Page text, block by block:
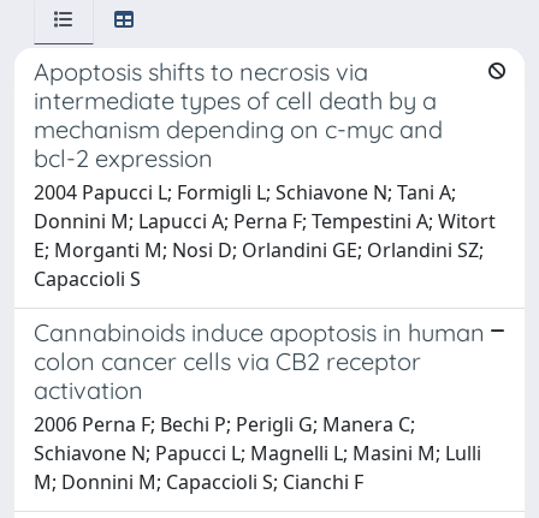
Apoptosis shifts to necrosis via
intermediate types of cell death by a
mechanism depending on c-myc and
bcl-2 expression
2004 Papucci L; Formigli L; Schiavone N; Tani A;
Donnini M; Lapucci A; Perna F; Tempestini A; Witort
E; Morganti M; Nosi D; Orlandini GE; Orlandini SZ;
Capaccioli S
Cannabinoids induce apoptosis in human
colon cancer cells via CB2 receptor
activation
2006 Perna F; Bechi P; Perigli G; Manera C;
Schiavone N; Papucci L; Magnelli L; Masini M; Lulli
M; Donnini M; Capaccioli S; Cianchi F